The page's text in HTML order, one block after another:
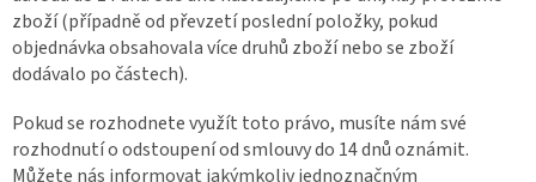
zboží (případně od převzetí poslední položky, pokud
objednávka obsahovala více druhů zboží nebo se zboží
dodávalo po částech).
Pokud se rozhodnete využít toto právo, musíte nám své
rozhodnutí o odstoupení od smlouvy do 14 dnů oznámit.
Můžete nás informovat jakýmkoliv jednoznačným